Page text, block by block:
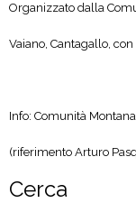
Organizzato dalla
Vaiano, Cantagallo,
Info: Comunità
(riferimento Arturo
Cerca